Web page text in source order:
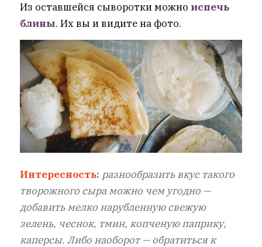
Из оставшейся сыворотки можно испечь
блины. Их вы и видите на фото.
Интересность: разнообразить вкус такого
творожного сыра можно чем угодно —
добавить мелко нарубленную свежую
зелень, чеснок, тмин, копченую паприку,
каперсы. Либо наоборот — обратиться к